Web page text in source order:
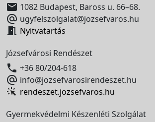
 1082 Budapest, Baross u. 66–68.
 ugyfelszolgalat@jozsefvaros.hu
 Nyitvatartás
Józsefvárosi Rendészet
 +36 80/204-618
 info@jozsefvarosirendeszet.hu
rendeszet.jozsefvaros.hu
Gyermekvédelmi Készenléti Szolgálat